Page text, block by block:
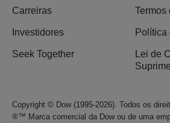
Carreiras
Investidores
Seek Together
Termos
Política
Lei de
Copyright © Dow (1995-2026). Todos os
®™ Marca comercial da Dow ou de uma